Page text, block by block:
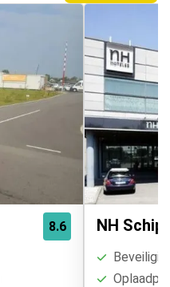
8.6 NH